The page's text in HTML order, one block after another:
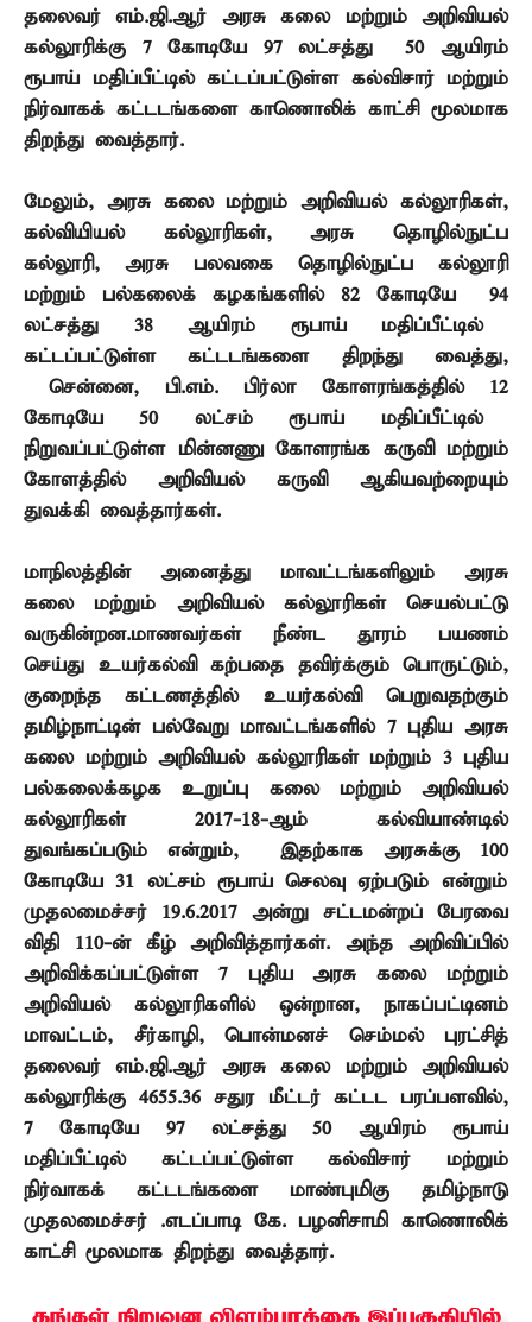
தலைவர் எம்.ஜி.ஆர் அரசு கலை மற்றும் அறிவியல்
கல்லூரிக்கு 7கோடியே 97லட்சத்து50ஆயிரம்
ரூபாய் மதிப்பீட்டில் கட்டப்பட்டுள்ள கல்விசார் மற்றும்
நிர்வாகக் கட்டடங்களை காணொலிக் காட்சி மூலமாக
திறந்து வைத்தார்.
மேலும், அரசு கலை மற்றும் அறிவியல் கல்லூரிகள்,
கல்வியியல் கல்லூரிகள்,அரசு தொழில்நுட்ப
கல்லூரி, அரசு பலவகை தொழில்நுட்ப கல்லூரி
மற்றும் பல்கலைக் கழகங்களில் 82கோடியே 94
லட்சத்து 38ஆயிரம் ரூபாய் மதிப்பீட்டில்
கட்டப்பட்டுள்ள கட்டடங்களை திறந்து வைத்து,
சென்னை, பி.எம். பிர்லா கோளரங்கத்தில் 12
கோடியே50லட்சம் ரூபாய் மதிப்பீட்டில்
நிறுவப்பட்டுள்ள மின்னணு கோளரங்க கருவி மற்றும்
கோளத்தில் அறிவியல் கருவி ஆகியவற்றையும்
துவக்கி வைத்தார்கள்.
மாநிலத்தின் அனைத்து மாவட்டங்களிலும் அரசு
கலை மற்றும் அறிவியல் கல்லூரிகள் செயல்பட்டு
வருகின்றன.மாணவர்கள் நீண்ட தூரம் பயணம்
செய்து உயர்கல்வி கற்பதை தவிர்க்கும் பொருட்டும்,
குறைந்த கட்டணத்தில் உயர்கல்வி பெறுவதற்கும்
தமிழ்நாட்டின் பல்வேறு மாவட்டங்களில் 7புதிய அரசு
கலை மற்றும் அறிவியல் கல்லூரிகள் மற்றும் 3புதிய
பல்கலைக்கழக உறுப்பு கலை மற்றும் அறிவியல்
கல்லூரிகள் 2017-18-ஆம் கல்வியாண்டில்
துவங்கப்படும் என்றும், இதற்காக அரசுக்கு 100
கோடியே31 லட்சம் ரூபாய் செலவு ஏற்படும் என்றும்
முதலமைச்சர் 19.6.2017 அன்று சட்டமன்றப் பேரவை
விதி 110-ன் கீழ் அறிவித்தார்கள். அந்த அறிவிப்பில்
அறிவிக்கப்பட்டுள்ள 7புதிய அரசு கலை மற்றும்
அறிவியல் கல்லூரிகளில் ஒன்றான, நாகப்பட்டினம்
மாவட்டம், சீர்காழி, பொன்மனச் செம்மல் புரட்சித்
தலைவர் எம்.ஜி.ஆர் அரசு கலை மற்றும் அறிவியல்
கல்லூரிக்கு4655.36 சதுர மீட்டர் கட்டட பரப்பளவில்,
7 கோடியே 97லட்சத்து50ஆயிரம் ரூபாய்
மதிப்பீட்டில் கட்டப்பட்டுள்ள கல்விசார் மற்றும்
நிர்வாகக் கட்டடங்களை மாண்புமிகு தமிழ்நாடு
முதலமைச்சர் .எடப்பாடி கே. பழனிசாமி காணொலிக்
காட்சி மூலமாக திறந்து வைத்தார்.